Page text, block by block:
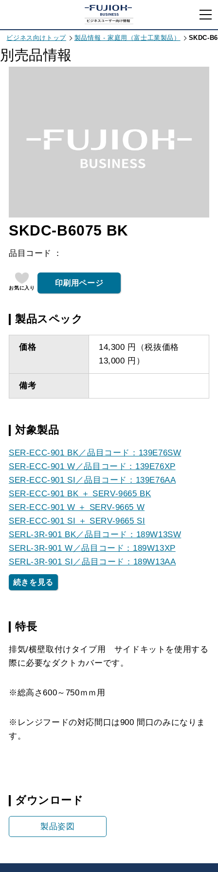
ビジネス向けトップ 製品情報 - 家庭用（富士工業製品） SKDC-
別売品情報
SKDC-B6075 BK
品目コード
お気に入り
印刷用ページ
製品スペック
価格
14,300 円（税抜価格
13,000 円）
備考
対象製品
SER-ECC-901 BK／品目コード：139E76SW
SER-ECC-901 W／品目コード：139E76XP
SER-ECC-901 SI／品目コード：139E76AA
SER-ECC-901 BK ＋ SERV-9665 BK
SER-ECC-901 W ＋ SERV-9665 W
SER-ECC-901 SI ＋ SERV-9665 SI
SERL-3R-901 BK／品目コード：189W13SW
SERL-3R-901 W／品目コード：189W13XP
SERL-3R-901 SI／品目コード：189W13AA
続きを見る
特長
排気/横壁取付けタイプ用 サイドキットを使用する
際に必要なダクトカバーです。
※総高さ600～750ｍｍ用
※レンジフードの対応間口は900 間口のみになりま
す。
ダウンロード
製品姿図